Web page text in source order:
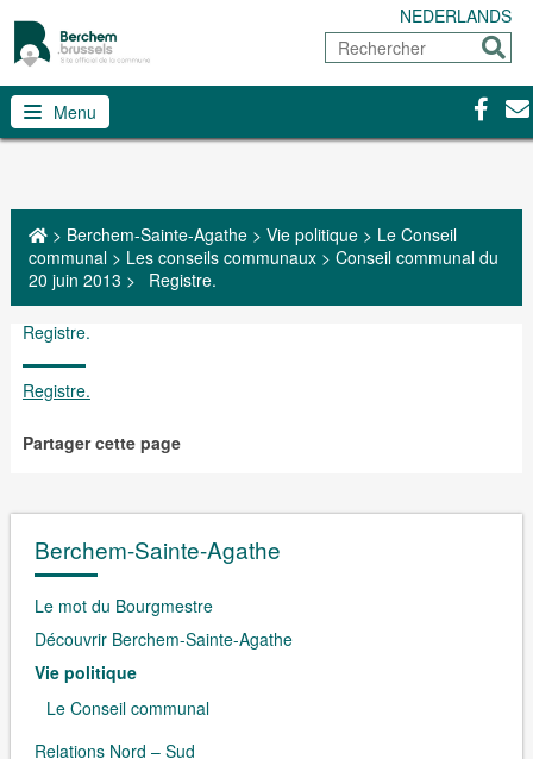
NEDERLANDS
Rechercher
Menu
> Berchem-Sainte-Agathe> Vie politique> Le Conseil
communal> Les conseils communaux> Conseil communal du
20 juin 2013 > Registre.
Registre.
Registre.
Partager cette page
Berchem-Sainte-Agathe
Le mot du Bourgmestre
Découvrir Berchem-Sainte-Agathe
Vie politique
Le Conseil communal
Relations Nord – Sud